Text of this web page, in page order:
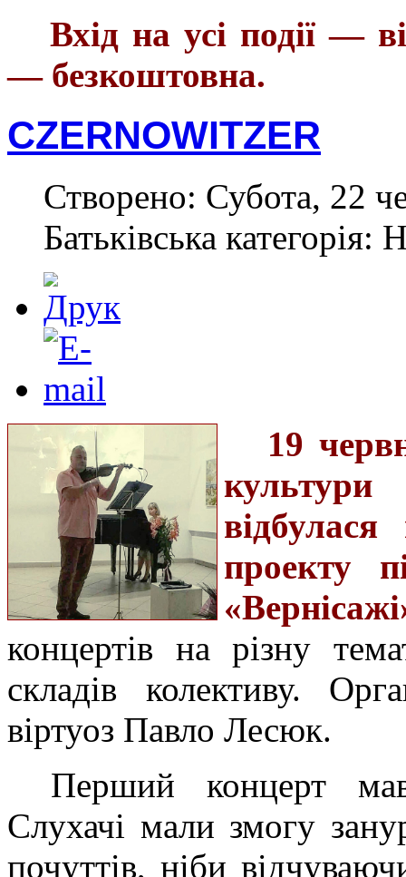
Вхід на усі події —
— безкоштовна.
CZERNOWITZER
Створено: Субота, 22
Батьківська категорія:
19
проекту
концертів на різну
складів колективу.
віртуоз Павло Лесюк.
Перший концерт
Слухачі мали змогу
почуттів, ніби